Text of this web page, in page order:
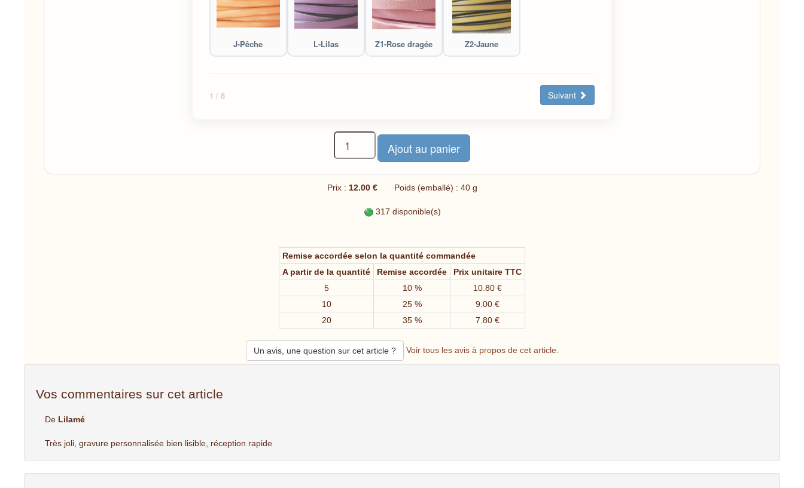
J-Pêche L-Lilas Z1-Rose dragée Z2-Jaune
1 / 8 Suivant
Prix : 12.00 € Poids (emballé) : 40 g
317 disponible(s)
Remise accordée selon la quantité commandée
A partir de la quantité
Remise accordée
Prix unitaire TTC
5
10 %
10.80 €
10
25 %
9.00 €
20
35 % 7.80 €
Un avis, une question sur cet article ? Voir tous les avis à propos de cet article.
Vos commentaires sur cet article
De Lilamé
Très joli, gravure personnalisée bien lisible, réception rapide